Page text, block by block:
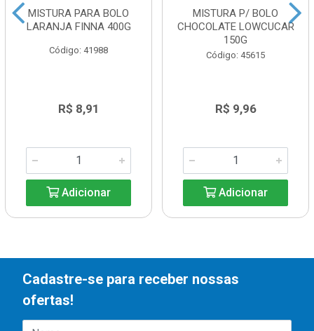
MISTURA PARA BOLO
LARANJA FINNA 400G
Código: 41988
R$ 8,91
Adicionar
MISTURA P/ BOLO
CHOCOLATE LOWCUCAR
150G
Código: 45615
R$ 9,96
Adicionar
Cadastre-se para receber nossas
ofertas!